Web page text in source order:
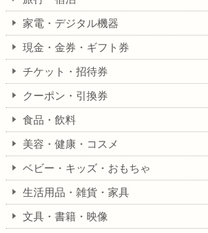
家電・デジタル機器
現金・金券・ギフト券
チケット・招待券
クーポン・引換券
食品・飲料
美容・健康・コスメ
ベビー・キッズ・おもちゃ
生活用品・雑貨・家具
文具・書籍・映像